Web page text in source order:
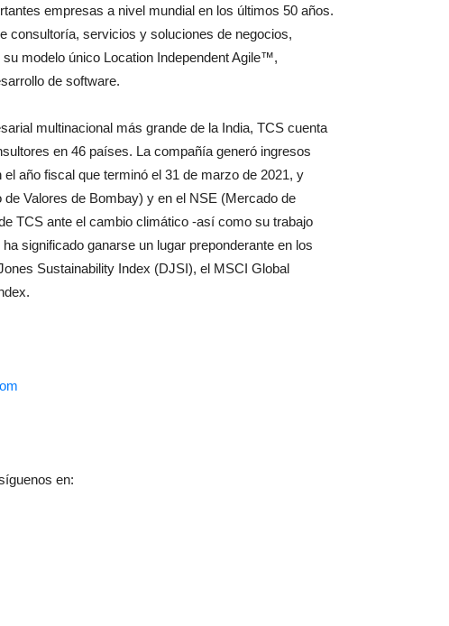
empresas a nivel mundial en los últimos 50 años.
consultoría, servicios y soluciones de negocios,
modelo único Location Independent Agile™,
de software.
multinacional más grande de la India, TCS cuenta
en 46 países. La compañía generó ingresos
año fiscal que terminó el 31 de marzo de 2021, y
Valores de Bombay) y en el NSE (Mercado de
TCS ante el cambio climático -así como su trabajo
significado ganarse un lugar preponderante en los
Sustainability Index (DJSI), el MSCI Global
en: